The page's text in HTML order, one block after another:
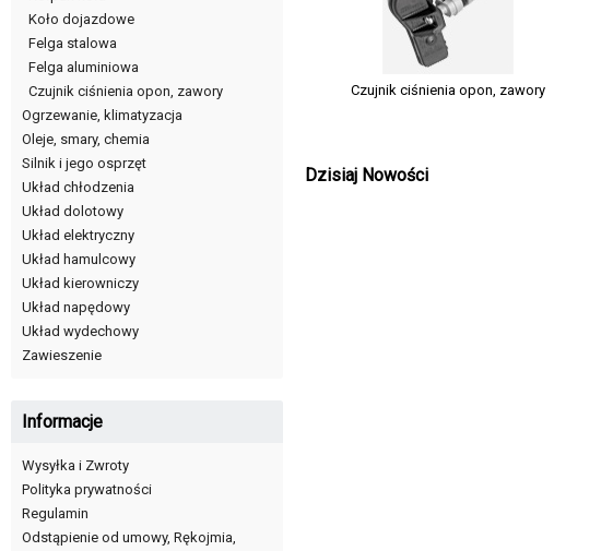
Czujnik ciśnienia opon, zawory
Dzisiaj Nowości
Koło dojazdowe
Felga stalowa
Felga aluminiowa
Czujnik ciśnienia opon, zawory
Ogrzewanie, klimatyzacja
Oleje, smary, chemia
Silnik i jego osprzęt
Układ chłodzenia
Układ dolotowy
Układ elektryczny
Układ hamulcowy
Układ kierowniczy
Układ napędowy
Układ wydechowy
Zawieszenie
Informacje
Wysyłka i Zwroty
Polityka prywatności
Regulamin
Odstąpienie od umowy, Rękojmia,